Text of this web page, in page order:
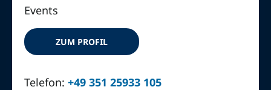
Events
ZUM PROFIL
Telefon:+49 351 25933 105